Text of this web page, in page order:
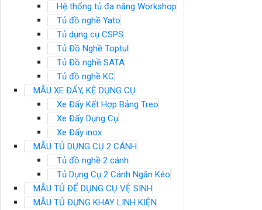
Hệ thống tủ đa năng Workshop
Tủ đồ nghề Yato
Tủ dụng cụ CSPS
Tủ Đồ Nghề Toptul
Tủ Đồ nghề SATA
Tủ đồ nghề KC
MẪU XE ĐẨY, KỆ DỤNG CỤ
Xe Đẩy Kết Hợp Bảng Treo
Xe Đẩy Dụng Cụ
Xe Đẩy inox
MẪU TỦ DỤNG CỤ 2 CÁNH
Tủ đồ nghề 2 cánh
Tủ Dụng Cụ 2 Cánh Ngăn Kéo
MẪU TỦ ĐỂ DỤNG CỤ VỆ SINH
MẪU TỦ ĐỰNG KHAY LINH KIỆN